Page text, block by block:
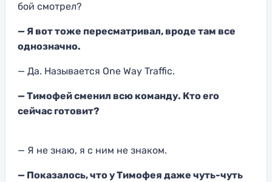
бой смотрел?
— Я вот тоже пересматривал, вроде там все
однозначно.
— Да. Называется One Way Traffic.
— Тимофей сменил всю команду. Кто его
сейчас готовит?
— Я не знаю, я с ним не знаком.
— Показалось, что у Тимофея даже чуть-чуть